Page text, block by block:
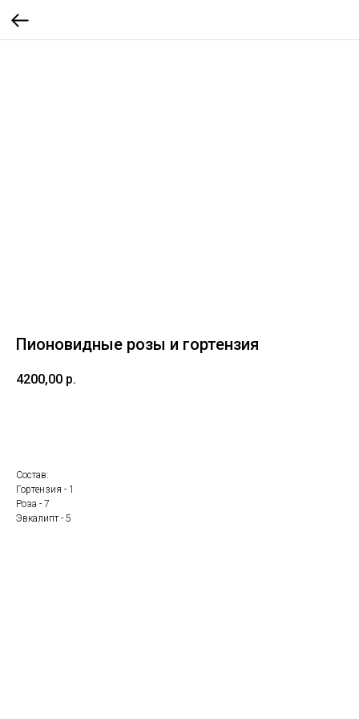
Пионовидные розы и гортензия
4200,00 р.
Состав:
Гортензия - 1
Роза - 7
Эвкалипт - 5